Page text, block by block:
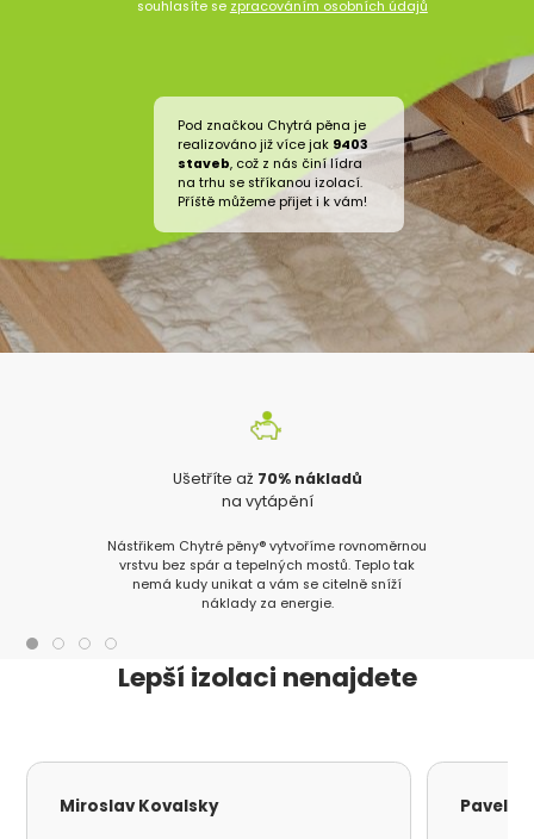
souhlasíte se zpracováním osobních údajů
Pod značkou Chytrá pěna je
realizováno již více jak 9403
staveb, což z nás činí lídra
na trhu se stříkanou izolací.
Příště můžeme přijet i k vám!
Ušetříte až 70% nákladů
na vytápění
Nástřikem Chytré pěny® vytvoříme rovnoměrnou
vrstvu bez spár a tepelných mostů. Teplo tak
nemá kudy unikat a vám se citelně sníží
náklady za energie.
Lepší izolaci nenajdete
Miroslav Kovalsky Pavel